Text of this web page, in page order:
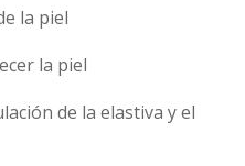
la piel
la piel
de la elastiva y el